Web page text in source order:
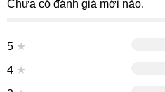
Chưa có đánh giá mới nào.
5 ★
4 ★